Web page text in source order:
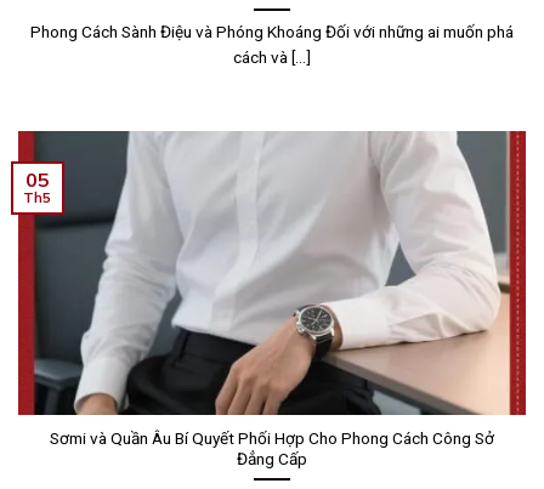
Phong Cách Sành Điệu và Phóng Khoáng Đối với những ai muốn phá
cách và [...]
Sơmi và Quần Âu Bí Quyết Phối Hợp Cho Phong Cách Công Sở
Đẳng Cấp
05
Th5